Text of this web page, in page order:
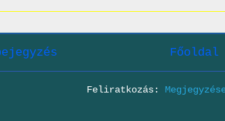
Főoldal
Feliratkozás: